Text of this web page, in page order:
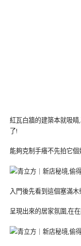
紅瓦白牆的建築本就吸
了!
能夠克制手癢不先拍它
入門後先看到這個塞滿
呈現出來的居家氛圍,在